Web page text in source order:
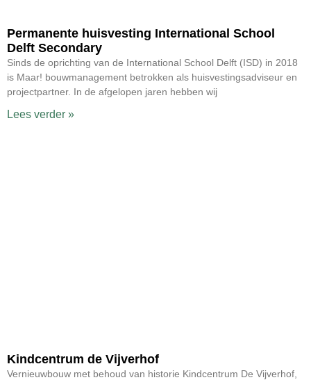
Permanente huisvesting International School
Delft Secondary
Sinds de oprichting van de International School Delft (ISD) in 2018
is Maar! bouwmanagement betrokken als huisvestingsadviseur en
projectpartner. In de afgelopen jaren hebben wij
Lees verder »
Kindcentrum de Vijverhof
Vernieuwbouw met behoud van historie Kindcentrum De Vijverhof,